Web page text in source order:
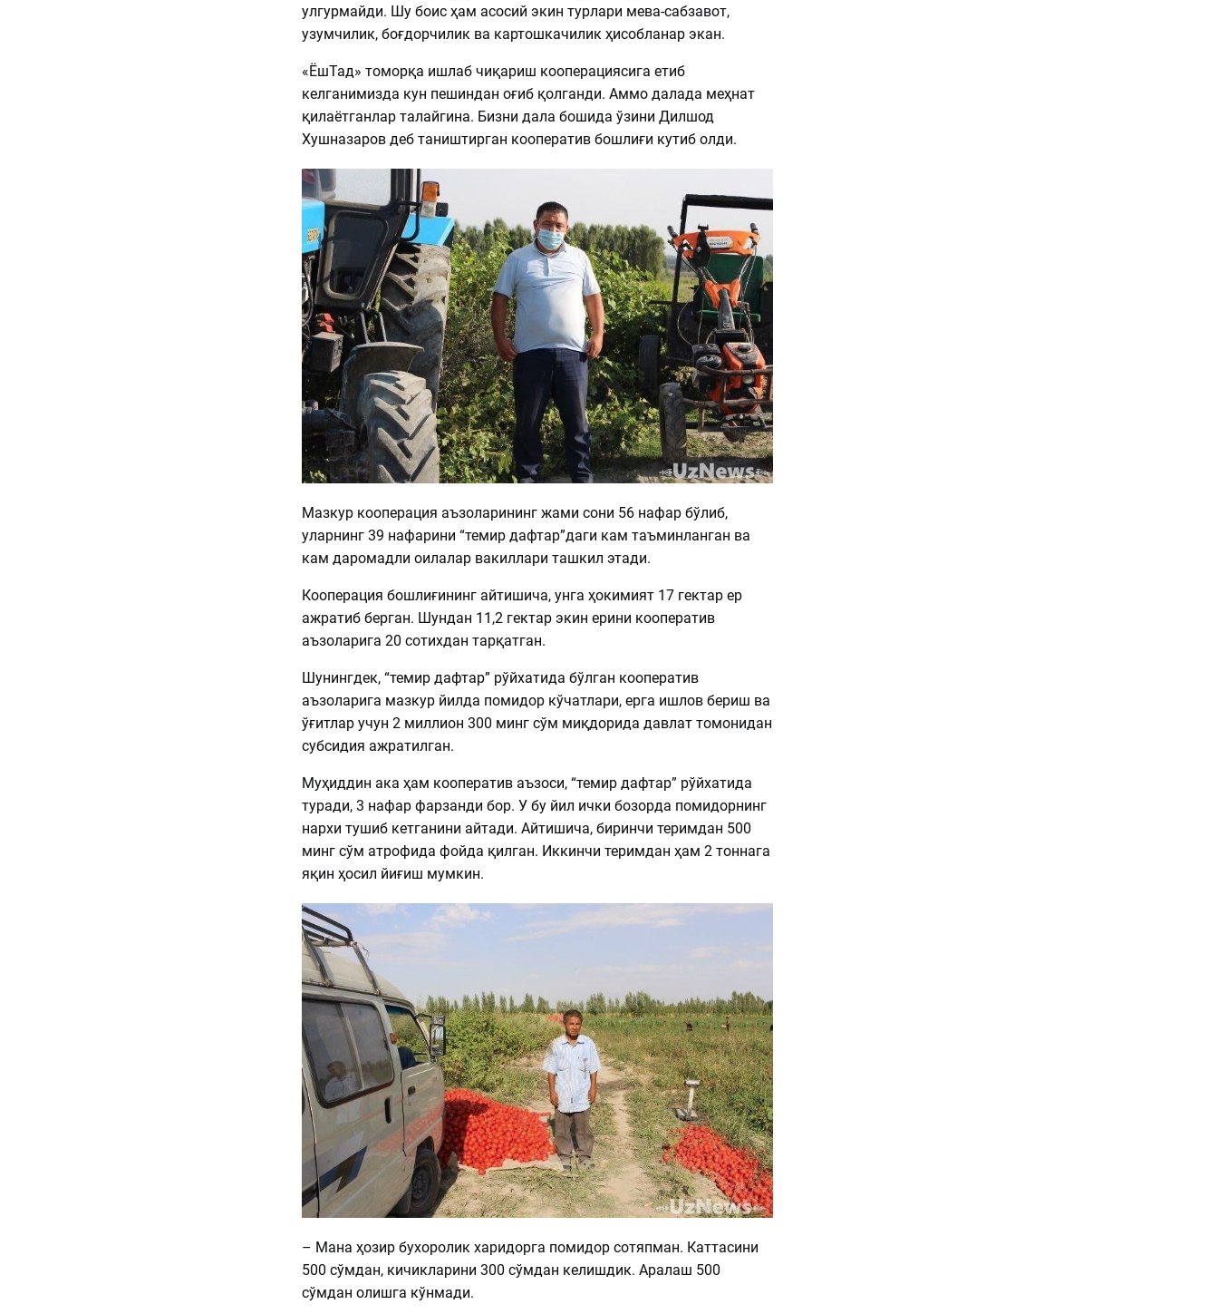
улгурмайди. Шу боис ҳам асосий экин турлари мева-сабзавот,
узумчилик, боғдорчилик ва картошкачилик ҳисобланар экан.
«ЁшТад» томорқа ишлаб чиқариш кооперациясига етиб
келганимизда кун пешиндан оғиб қолганди. Аммо далада меҳнат
қилаётганлар талайгина. Бизни дала бошида ўзини Дилшод
Хушназаров деб таништирган кооператив бошлиғи кутиб олди.
Мазкур кооперация аъзоларининг жами сони 56 нафар бўлиб,
уларнинг 39 нафарини “темир дафтар”даги кам таъминланган ва
кам даромадли оилалар вакиллари ташкил этади.
Кооперация бошлиғининг айтишича, унга ҳокимият 17 гектар ер
ажратиб берган. Шундан 11,2 гектар экин ерини кооператив
аъзоларига 20 сотихдан тарқатган.
Шунингдек, “темир дафтар” рўйхатида бўлган кооператив
аъзоларига мазкур йилда помидор кўчатлари, ерга ишлов бериш ва
ўғитлар учун 2 миллион 300 минг сўм миқдорида давлат томонидан
субсидия ажратилган.
Муҳиддин ака ҳам кооператив аъзоси, “темир дафтар” рўйхатида
туради, 3 нафар фарзанди бор. У бу йил ички бозорда помидорнинг
нархи тушиб кетганини айтади. Айтишича, биринчи теримдан 500
минг сўм атрофида фойда қилган. Иккинчи теримдан ҳам 2 тоннага
яқин ҳосил йиғиш мумкин.
– Мана ҳозир бухоролик харидорга помидор сотяпман. Каттасини
500 сўмдан, кичикларини 300 сўмдан келишдик. Аралаш 500
сўмдан олишга кўнмади.